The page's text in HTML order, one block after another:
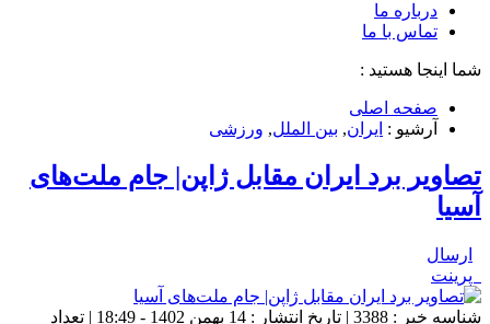
درباره ما
تماس با ما
شما اینجا هستید :
صفحه اصلی
آرشیو : ایران, بین الملل, ورزشی
تصاویر برد ایران مقابل ژاپن| جام ملت‌های
آسیا
ارسال
پرینت
شناسه خبر : 3388 | تاریخ انتشار : 14 بهمن 1402 - 18:49 | تعداد